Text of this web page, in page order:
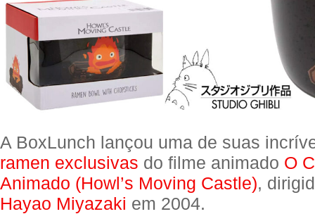
A BoxLunch lançou uma de suas
ramen exclusivas do filme animado O
Animado (Howl’s Moving Castle),
Hayao Miyazaki em 2004.